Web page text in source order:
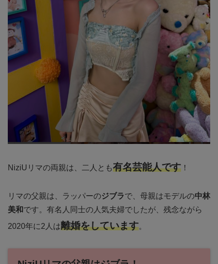
NiziUリマの両親は、二人とも有名芸能人です ！
リマの父親は、ラッパーのジブラで、母親はモデルの中林
美和です。有名人同士の人気夫婦でしたが、残念ながら
2020年に2人は離婚をしています。